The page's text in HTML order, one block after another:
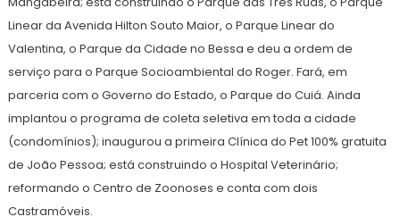
Linear da Avenida Hilton Souto Maior, o Parque Linear do
Valentina, o Parque da Cidade no Bessa e deu a ordem de
serviço para o Parque Socioambiental do Roger. Fará, em
parceria com o Governo do Estado, o Parque do Cuiá. Ainda
implantou o programa de coleta seletiva em toda a cidade
(condomínios); inaugurou a primeira Clínica do Pet 100% gratuita
de João Pessoa; está construindo o Hospital Veterinário;
reformando o Centro de Zoonoses e conta com dois
Castramóveis.